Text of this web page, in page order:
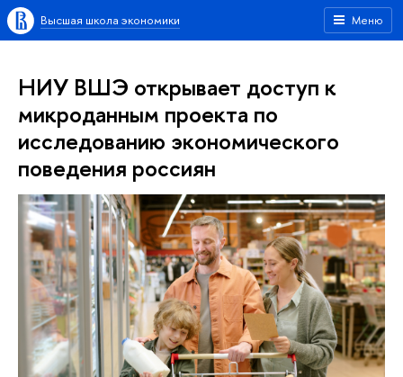
Меню
Высшая школа экономики
НИУ ВШЭ открывает доступ к
микроданным проекта по
исследованию экономического
поведения россиян